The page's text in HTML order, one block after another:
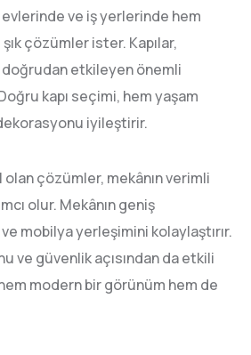
evlerinde ve iş yerlerinde hem
çözümler ister. Kapılar,
doğrudan etkileyen önemli
kapı seçimi, hem yaşam
iyileştirir.
çözümler, mekânın verimli
olur. Mekânın geniş
mobilya yerleşimini kolaylaştırır.
ve güvenlik açısından da etkili
modern bir görünüm hem de